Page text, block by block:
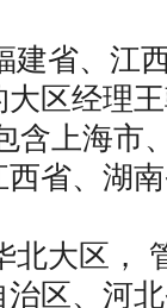
建省、江
区经理
含上海市
省、湖
北大区，
区、河